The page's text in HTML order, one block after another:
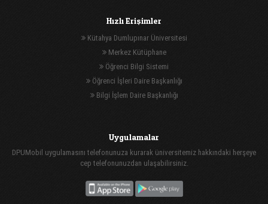
Hızlı Erişimler
Kütahya Dumlupınar Üniversitesi
Merkez Kütüphane
Öğrenci Bilgi Sistemi
Öğrenci İşleri Daire Başkanlığı
Bilgi İşlem Daire Başkanlığı
Uygulamalar
DPUMobil uygulamasını telefonunuza kurarak üniversitemiz hakkındaki herşeye
cep telefonunuzdan ulaşabilirsiniz.